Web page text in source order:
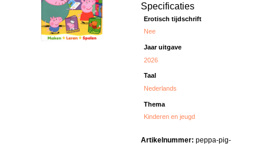
Specificaties
Erotisch tijdschrift
Nee
Jaar uitgave
2026
Taal
Nederlands
Thema
Kinderen en jeugd
Artikelnummer: peppa-pig-